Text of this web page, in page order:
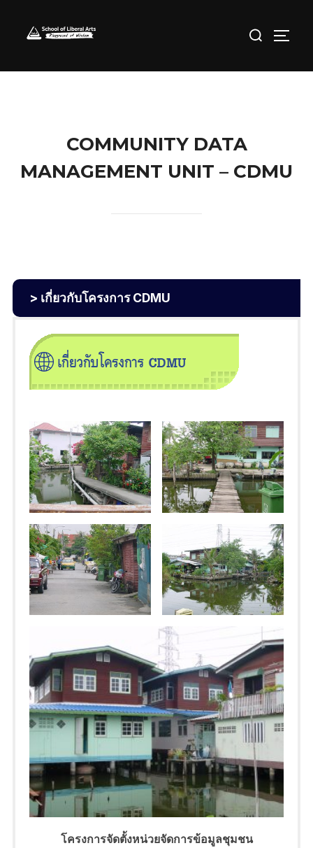
for:
COMMUNITY DATA
MANAGEMENT UNIT – CDMU
> เกี่ยวกับโครงการ CDMU
โครงการจัดตั้งหน่วยจัดการข้อมูลชุมชน